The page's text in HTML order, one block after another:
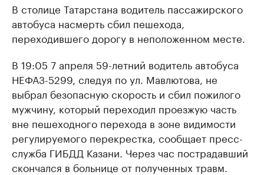
В столице Татарстана водитель пассажирского
автобуса насмерть сбил пешехода,
переходившего дорогу в неположенном месте.
В 19:05 7 апреля 59-летний водитель автобуса
НЕФАЗ-5299, следуя по ул. Мавлютова, не
выбрал безопасную скорость и сбил пожилого
мужчину, который переходил проезжую часть
вне пешеходного перехода в зоне видимости
регулируемого перекрестка, сообщает пресс-
служба ГИБДД Казани. Через час пострадавший
скончался в больнице от полученных травм.